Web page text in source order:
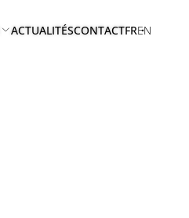
ACTUALITÉSCONTACTFREN